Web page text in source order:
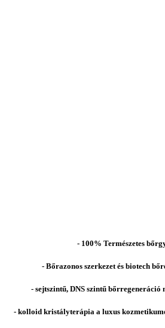
- 100% Természetes
- Bőrazonos szerkezet és biotech
- sejtszintű, DNS szintű
- kolloid kristályterápia a luxus